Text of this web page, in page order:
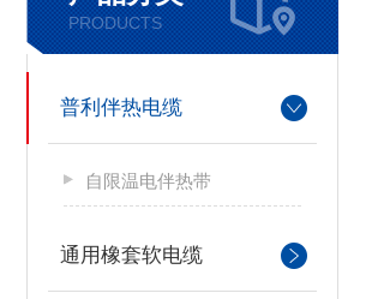
PRODUCTS
普利伴热电缆
自限温电伴热带
通用橡套软电缆